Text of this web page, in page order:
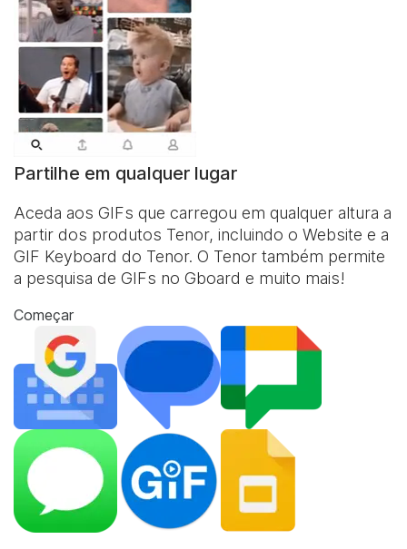
Partilhe em qualquer lugar
Aceda aos GIFs que carregou em qualquer altura a
partir dos produtos Tenor, incluindo o Website e a
GIF Keyboard do Tenor. O Tenor também permite
a pesquisa de GIFs no Gboard e muito mais!
Começar